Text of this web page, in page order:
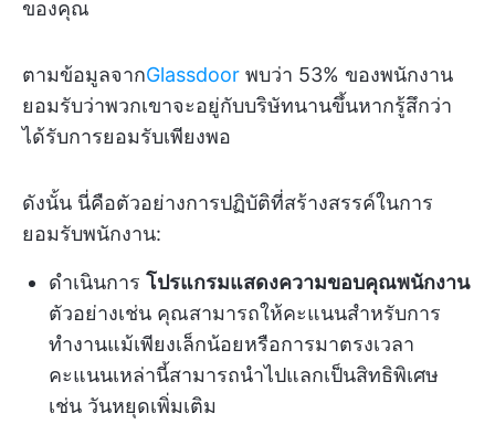
ของคุณ
ตามข้อมูลจากGlassdoor พบว่า 53% ของพนักงาน
ยอมรับว่าพวกเขาจะอยู่กับบริษัทนานขึ้นหากรู้สึกว่า
ได้รับการยอมรับเพียงพอ
ดังนั้น นี่คือตัวอย่างการปฏิบัติที่สร้างสรรค์ในการ
ยอมรับพนักงาน:
ดำเนินการ โปรแกรมแสดงความขอบคุณพนักงาน
ตัวอย่างเช่น คุณสามารถให้คะแนนสำหรับการ
ทำงานแม้เพียงเล็กน้อยหรือการมาตรงเวลา
คะแนนเหล่านี้สามารถนำไปแลกเป็นสิทธิพิเศษ
เช่น วันหยุดเพิ่มเติม